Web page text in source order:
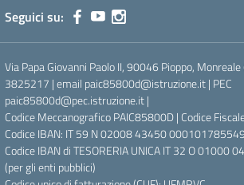
Seguici su:
Via Papa Giovanni Paolo II, 90046 Pioppo, Monreale
3825217 | email paic85800d@istruzione.it | PEC
paic85800d@pec.istruzione.it |
Codice Meccanografico PAIC85800D | Codice
Codice IBAN: IT 59 N 02008 43450
Codice IBAN di TESORERIA UNICA IT 32 O 01000
(per gli enti pubblici)